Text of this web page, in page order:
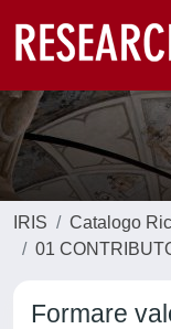
IRIS
Catalogo
01
Formare